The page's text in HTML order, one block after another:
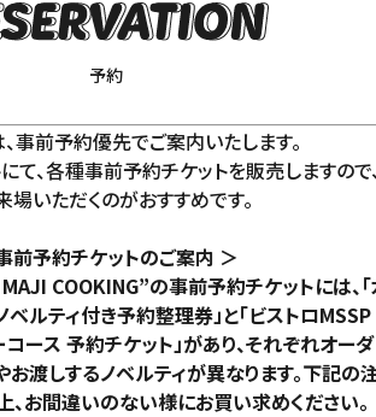
予約
事前予約優先でご案内いたします。
て、各種事前予約チケットを販売しますので
いただくのがおすすめです。
前予約チケットのご案内 ＞
COOKING”の事前予約チケットには、
ベルティ付き予約整理券」と「ビストロ
ース 予約チケット」があり、それぞれオー
渡しするノベルティが異なります。下記の
お間違いのない様にお買い求めください。